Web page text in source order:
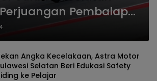
Pembalap
pada Ajang IATC
Angka Kecelakaan, Astra Motor
Selatan Beri Edukasi Safety
ke Pelajar